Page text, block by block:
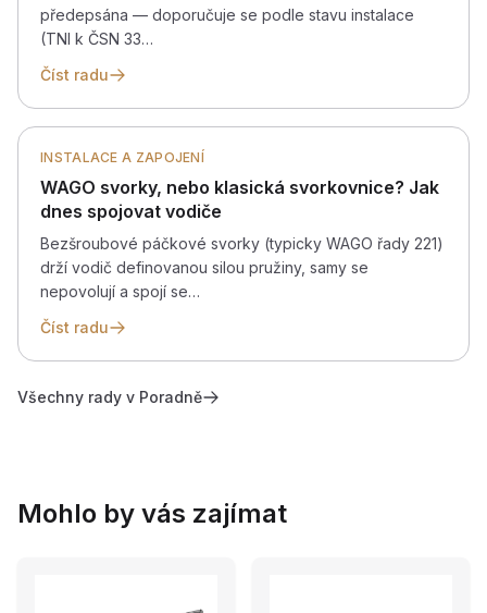
předepsána — doporučuje se podle stavu instalace
(TNI k ČSN 33…
Číst radu
INSTALACE A ZAPOJENÍ
WAGO svorky, nebo klasická svorkovnice? Jak
dnes spojovat vodiče
Bezšroubové páčkové svorky (typicky WAGO řady 221)
drží vodič definovanou silou pružiny, samy se
nepovolují a spojí se…
Číst radu
Všechny rady v Poradně
Mohlo by vás zajímat